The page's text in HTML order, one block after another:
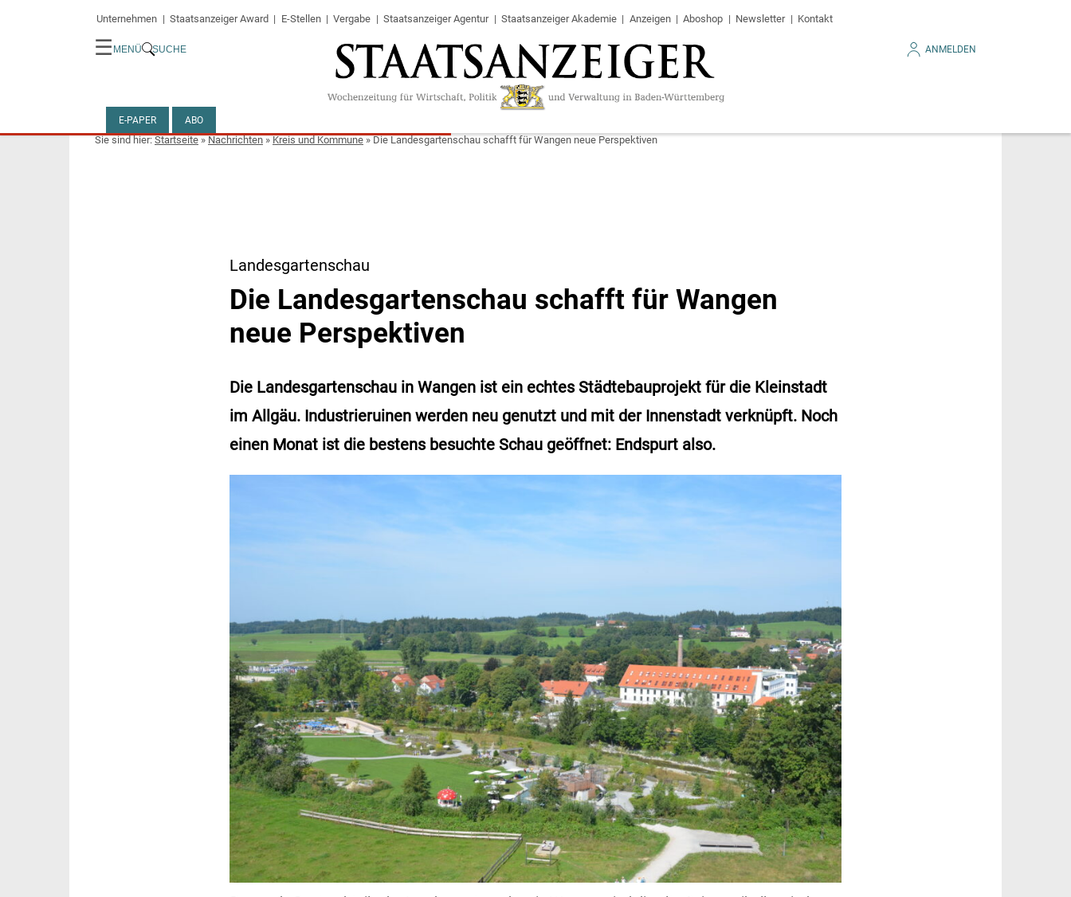
Unternehmen Staatsanzeiger Award E-Stellen Vergabe Staatsanzeiger Agentur Staatsanzeiger Akademie Anzeigen Aboshop Newsletter Kontakt
☰ MENÜ SUCHE ANMELDEN
E-PAPER ABO
Startseite»Nachrichten»Kreis und Kommune»Die Landesgartenschau schafft für Wangen neue Perspektiven
Landesgartenschau
Die Landesgartenschau schafft für Wangen
neue Perspektiven
Die Landesgartenschau in Wangen ist ein echtes Städtebauprojekt für die Kleinstadt
im Allgäu. Industrieruinen werden neu genutzt und mit der Innenstadt verknüpft. Noch
einen Monat ist die bestens besuchte Schau geöffnet: Endspurt also.